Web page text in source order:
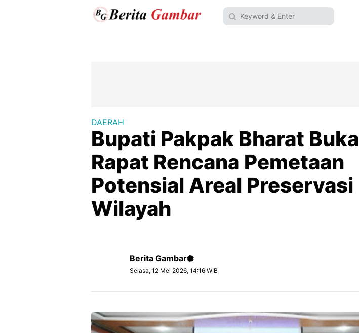
DAERAH
Bupati Pakpak Bharat Buka
Rapat Rencana Pemetaan
Potensial Areal Preservasi
Wilayah
Berita Gambar
Selasa, 12 Mei 2026, 14:16 WIB